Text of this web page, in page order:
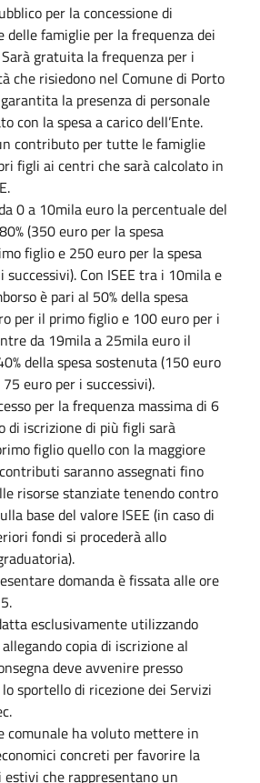
per la concessione di
famiglie per la frequenza dei
gratuita la frequenza per i
che risiedono nel Comune di Porto
la presenza di personale
con la spesa a carico dell’Ente.
contributo per tutte le famiglie
figli ai centri che sarà calcolato in
0 a 10mila euro la percentuale del
(350 euro per la spesa
figlio e 250 euro per la spesa
Con ISEE tra i 10mila e
è pari al 50% della spesa
per il primo figlio e 100 euro per i
da 19mila a 25mila euro il
della spesa sostenuta (150 euro
euro per i successivi).
per la frequenza massima di 6
di iscrizione di più figli sarà
figlio quello con la maggiore
saranno assegnati fino
risorse stanziate tenendo contro
base del valore ISEE (in caso di
fondi si procederà allo
domanda è fissata alle ore
esclusivamente utilizzando
copia di iscrizione al
deve avvenire presso
sportello di ricezione dei Servizi
comunale ha voluto mettere in
concreti per favorire la
che rappresentano un